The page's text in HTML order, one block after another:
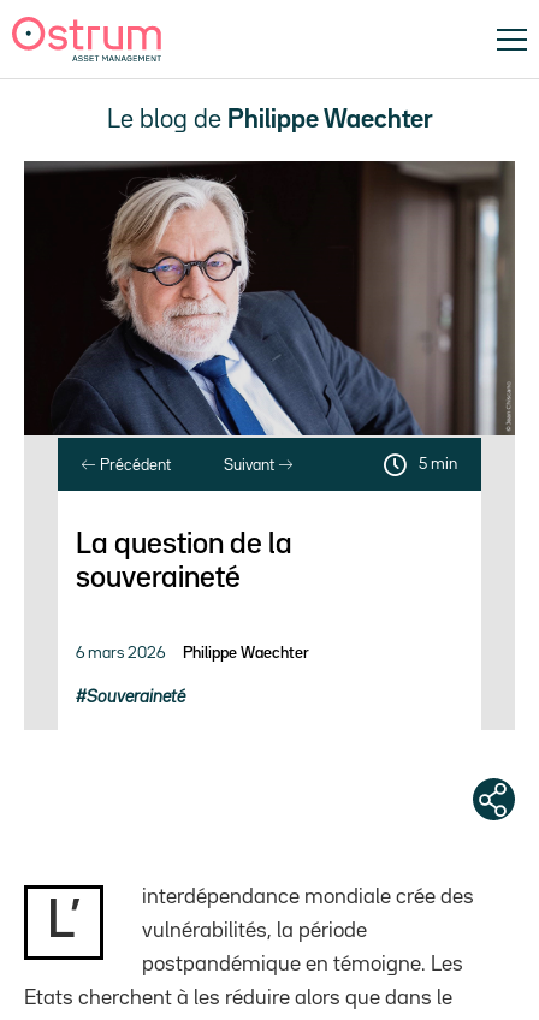
Le blog de Philippe Waechter
Précédent Suivant 5 min
La question de la
souveraineté
6 mars 2026 Philippe Waechter
Souveraineté
L’
interdépendance mondiale crée des
vulnérabilités, la période
postpandémique en témoigne. Les
Etats cherchent à les réduire alors que dans le